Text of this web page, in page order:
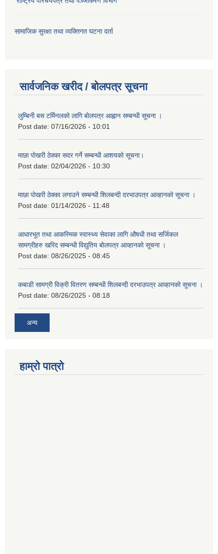
सामाजिक सुरक्षा तथा व्यक्तिगत घटना दर्ता
सार्वजनिक खरीद / बोलपत्र सूचना
लुम्बिनी बस टर्मिनलको लागि बोलपत्र आह्वान सम्बन्धी सूचना ।
Post date: 07/16/2026 - 10:01
माछा पोखरी ठेक्का सदर गर्ने सम्बन्धी आशयको सूचना।
Post date: 02/04/2026 - 10:30
माछा पोखरी ठेक्का लगाउने सम्बन्धी शिलबन्दी दरभाउपत्र आव्हानको सूचना ।
Post date: 01/14/2026 - 11:48
आधारभूत तथा आकस्मिक स्वास्थ्य सेवाका लागि औषधी तथा सर्जिकल
सामग्रीहरु खरिद सम्बन्धी विद्युतिय बोलपत्र आव्हानको सूचना ।
Post date: 08/26/2025 - 08:45
कबाडी सामग्री विक्री वितरण सम्बन्धी शिलबन्दी दरभाउपत्र आव्हानको सूचना ।
Post date: 08/26/2025 - 08:18
अन्य
हाम्रो पात्रो